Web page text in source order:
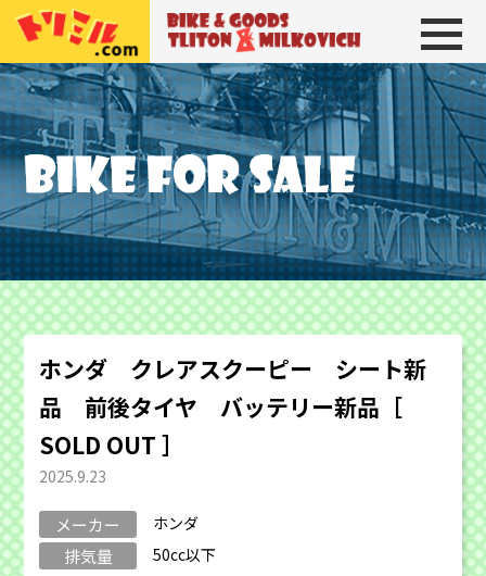
トリトン＆ミルコビッチ BIKE＆
ホンダ クレアスクーピー シート新
品 前後タイヤ バッテリー新品［
SOLD OUT ］
2025.9.23
メーカー ホンダ
排気量 50cc以下